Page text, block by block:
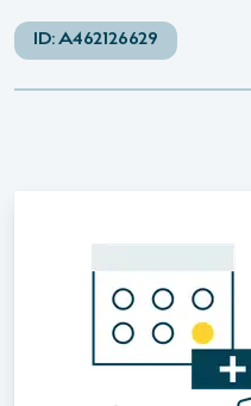
ID:A462126629